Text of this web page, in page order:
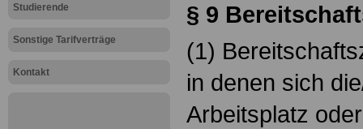
Studierende
Sonstige Tarifverträge
Kontakt
§ 9
(1)
in denen sich
Arbeitsplatz